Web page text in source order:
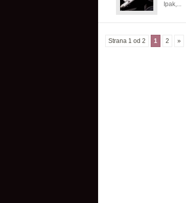
Ipak,...
Strana 1 od 2 1 2 »